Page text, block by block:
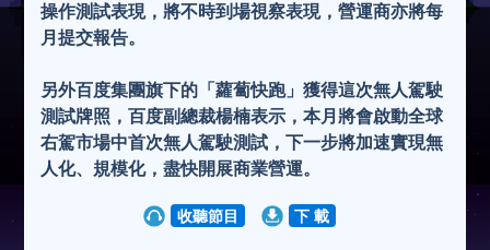
操作測試表現，將不時到場視察表現，營運商亦將每
月提交報告。
另外百度集團旗下的「蘿蔔快跑」獲得這次無人駕駛
測試牌照，百度副總裁楊楠表示，本月將會啟動全球
右駕市場中首次無人駕駛測試，下一步將加速實現無
人化、規模化，盡快開展商業營運。
收聽節目 下 載